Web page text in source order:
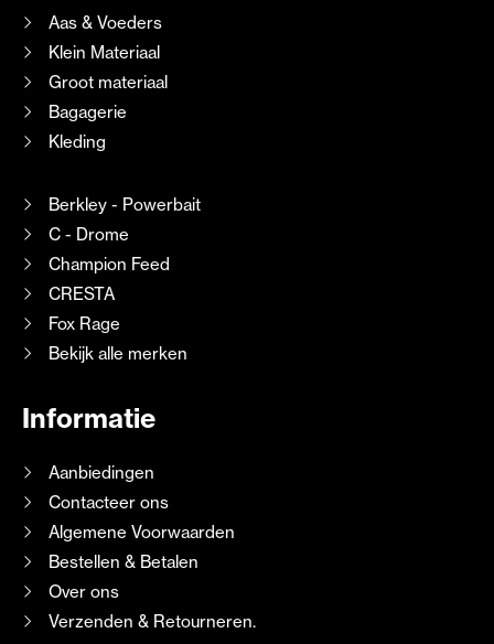
Aas & Voeders
Klein Materiaal
Groot materiaal
Bagagerie
Kleding
Berkley - Powerbait
C - Drome
Champion Feed
CRESTA
Fox Rage
Bekijk alle merken
Informatie
Aanbiedingen
Contacteer ons
Algemene Voorwaarden
Bestellen & Betalen
Over ons
Verzenden & Retourneren.